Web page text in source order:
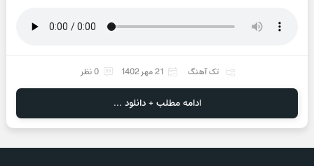
تک آهنگ 21 مهر 1402 0 نظر
ادامه مطلب + دانلود ...